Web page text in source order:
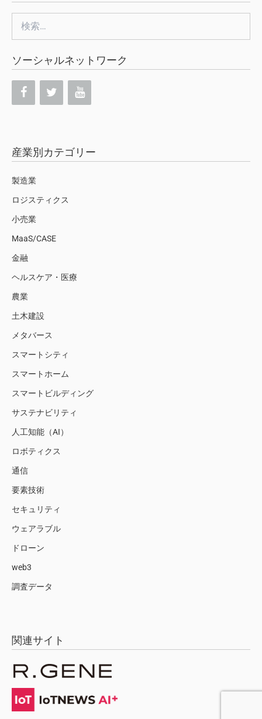
索:
ソーシャルネットワーク
産業別カテゴリー
製造業
ロジスティクス
小売業
MaaS/CASE
金融
ヘルスケア・医療
農業
土木建設
メタバース
スマートシティ
スマートホーム
スマートビルディング
サステナビリティ
人工知能（AI）
ロボティクス
通信
要素技術
セキュリティ
ウェアラブル
ドローン
web3
調査データ
関連サイト